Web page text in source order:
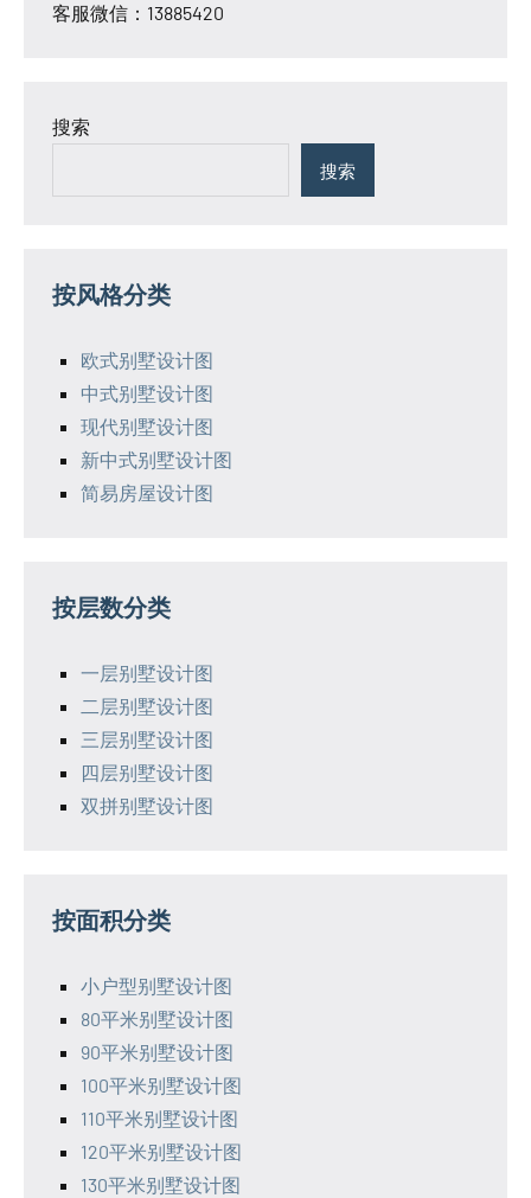
客服微信：13885420
搜索
搜索
按风格分类
欧式别墅设计图
中式别墅设计图
现代别墅设计图
新中式别墅设计图
简易房屋设计图
按层数分类
一层别墅设计图
二层别墅设计图
三层别墅设计图
四层别墅设计图
双拼别墅设计图
按面积分类
小户型别墅设计图
80平米别墅设计图
90平米别墅设计图
100平米别墅设计图
110平米别墅设计图
120平米别墅设计图
130平米别墅设计图